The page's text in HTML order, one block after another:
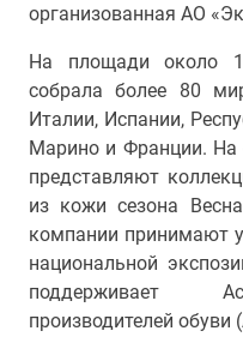
организованная АО
На площади около
собрала более 80
Италии, Испании,
Марино и Франции. На
представляют
из кожи сезона
компании принимают
национальной
поддерживает
производителей обуви